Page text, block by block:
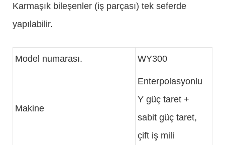
Karmaşık bileşenler (iş parçası) tek seferde
yapılabilir.
Model numarası. WY300
Makine
Enterpolasyonlu
Y güç taret +
sabit güç taret,
çift iş mili